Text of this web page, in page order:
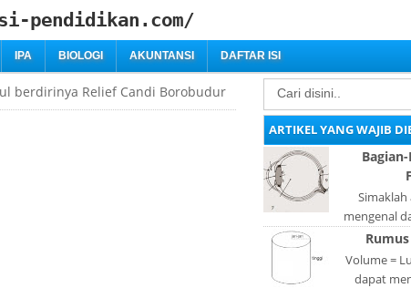
pendidikan.com/
IPA BIOLOGI AKUNTANSI DAFTAR ISI
berdirinya Relief Candi Borobudur
ARTIKEL YANG WAJIB
mengenal
bagian
adalah
Volume =
dapat